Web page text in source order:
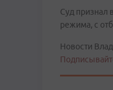
Суд признал
режима, с
Новости